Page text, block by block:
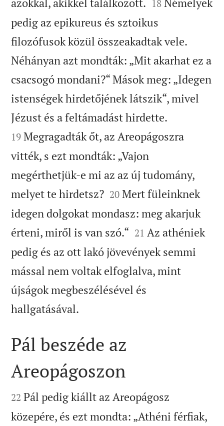
18
pedig az epikureus és sztoikus
filozófusok közül összeakadtak vele.
Néhányan azt mondták: „Mit akarhat ez a
csacsogó mondani?“ Mások meg: „Idegen
istenségek hirdetőjének látszik“, mivel
Jézust és a feltámadást hirdette.
19 Megragadták őt, az Areopágoszra
vitték, s ezt mondták: „Vajon
megérthetjük-e mi az az új tudomány,
melyet te hirdetsz?
20 Mert füleinknek
idegen dolgokat mondasz: meg akarjuk
érteni, miről is van szó.“ 

21 Az athéniek
pedig és az ott lakó jövevények semmi
mással nem voltak elfoglalva, mint
újságok megbeszélésével és
hallgatásával.

Pál beszéde az
Areopágoszon

22 Pál pedig kiállt az Areopágosz
közepére, és ezt mondta: „Athéni férfiak,